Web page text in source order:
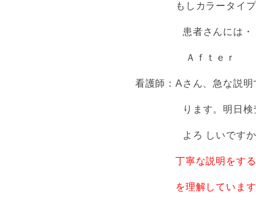
もしカラータイプ学ん
患者さんには・・
Ａｆｔｅｒ
看護師：Aさん、急な説明
ります。明日検査が入
よろ しいですか
丁寧な説明をす
を理解して います